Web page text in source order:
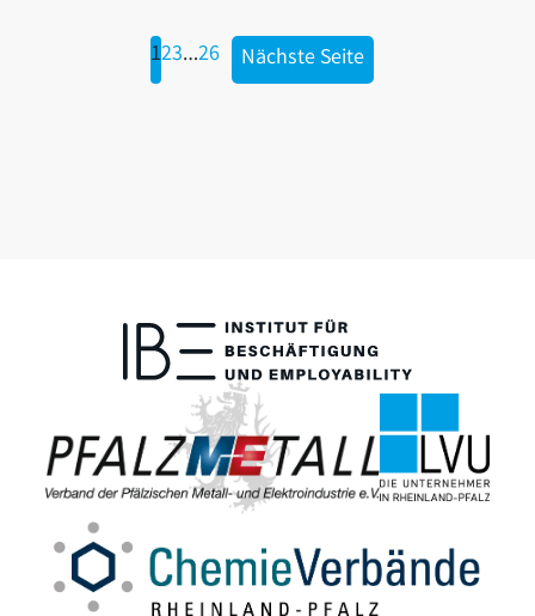
123…26 Nächste Seite